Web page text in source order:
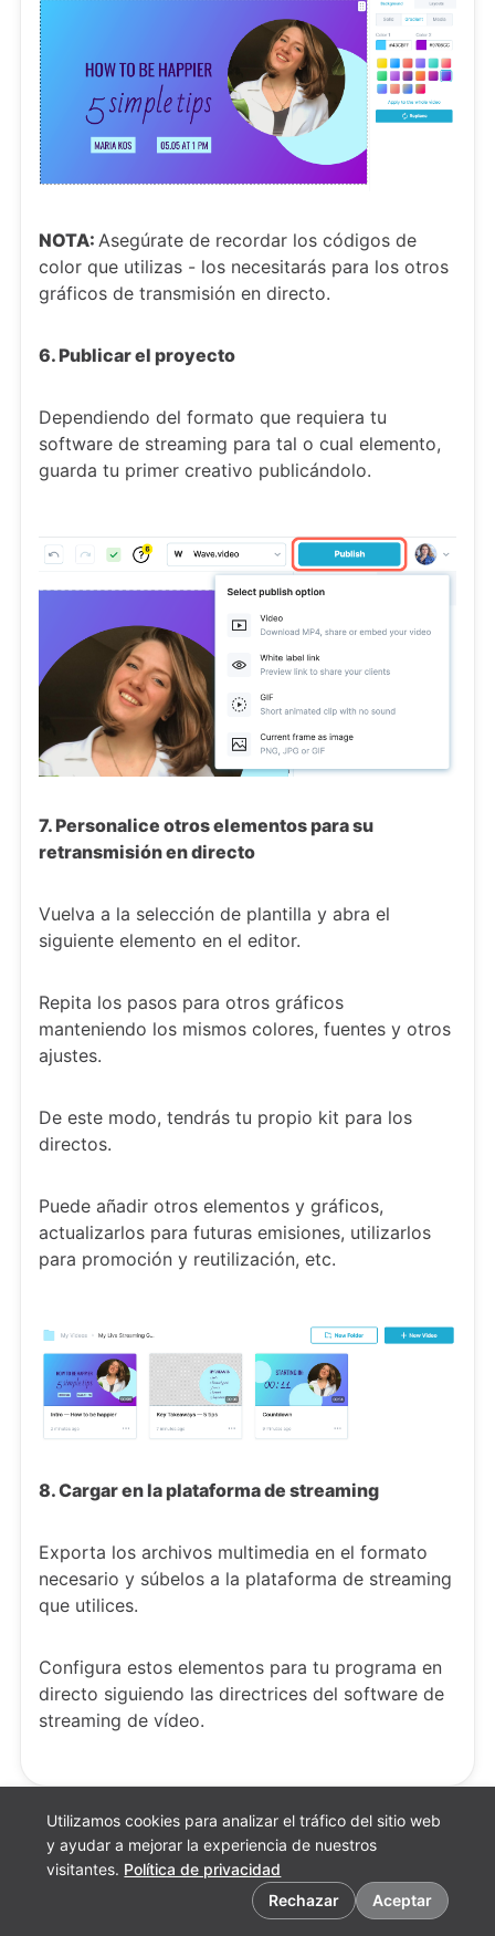
Utilizamos cookies para analizar el tráfico del sitio web
y ayudar a mejorar la experiencia de nuestros
visitantes. Política de privacidad
Rechazar
Aceptar
NOTA: Asegúrate de recordar los códigos de
color que utilizas - los necesitarás para los otros
gráficos de transmisión en directo.
6. Publicar el proyecto
Dependiendo del formato que requiera tu
software de streaming para tal o cual elemento,
guarda tu primer creativo publicándolo.
7. Personalice otros elementos para su
retransmisión en directo
Vuelva a la selección de plantilla y abra el
siguiente elemento en el editor.
Repita los pasos para otros gráficos
manteniendo los mismos colores, fuentes y otros
ajustes.
De este modo, tendrás tu propio kit para los
directos.
Puede añadir otros elementos y gráficos,
actualizarlos para futuras emisiones, utilizarlos
para promoción y reutilización, etc.
8. Cargar en la plataforma de streaming
Exporta los archivos multimedia en el formato
necesario y súbelos a la plataforma de streaming
que utilices.
Configura estos elementos para tu programa en
directo siguiendo las directrices del software de
streaming de vídeo.
Preferencias de cookies